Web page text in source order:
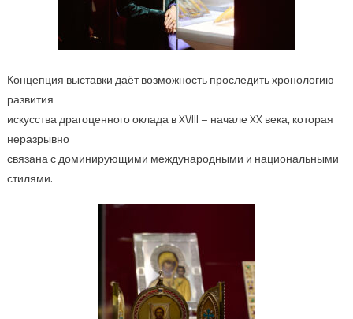
Концепция выставки даёт возможность проследить хронологию
развития
искусства драгоценного оклада в XVIII – начале XX века, которая
неразрывно
связана с доминирующими международными и национальными
стилями.